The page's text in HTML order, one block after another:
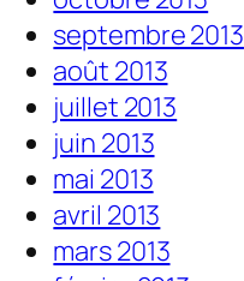
septembre 2013
août 2013
juillet 2013
juin 2013
mai 2013
avril 2013
mars 2013